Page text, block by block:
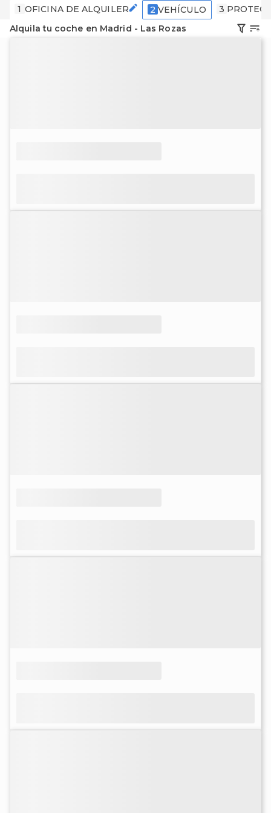
1 OFICINA DE ALQUILER 2 VEHÍCULO 3
Alquila tu coche en Madrid - Las Rozas